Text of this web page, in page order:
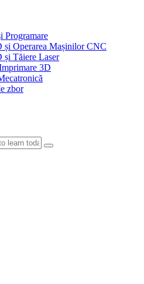
Programare
și Operarea Mașinilor CNC
și Tăiere Laser
3D
zbor